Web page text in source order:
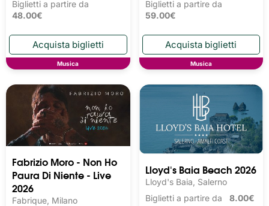
Biglietti a partire da
48.00€
Musica
Biglietti a partire da
59.00€
Musica
Fabrizio Moro - Non Ho
Paura Di Niente - Live
2026
Fabrique, Milano
Lloyd's Baia Beach 2026
Lloyd's Baia, Salerno
Biglietti a partire da 8.00€